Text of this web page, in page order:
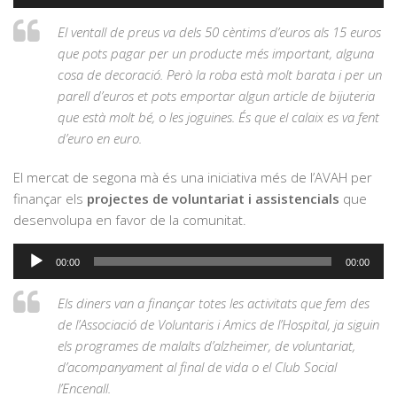
El ventall de preus va dels 50 cèntims d’euros als 15 euros
que pots pagar per un producte més important, alguna
cosa de decoració. Però la roba està molt barata i per un
parell d’euros et pots emportar algun article de bijuteria
que està molt bé, o les joguines. És que el calaix es va fent
d’euro en euro.
El mercat de segona mà és una iniciativa més de l’AVAH per
finançar els projectes de voluntariat i assistencials que
desenvolupa en favor de la comunitat.
Reproductor
00:00 00:00
Els diners van a finançar totes les activitats que fem des
de l’Associació de Voluntaris i Amics de l’Hospital, ja siguin
els programes de malalts d’alzheimer, de voluntariat,
d’acompanyament al final de vida o el Club Social
l’Encenall.